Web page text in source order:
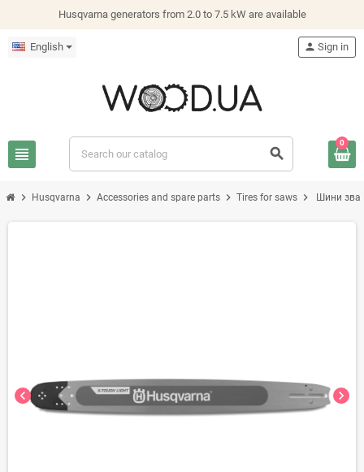
Husqvarna generators from 2.0 to 7.5 kW are available
English
view_headline search
person Sign in
0
chevron_right Husqvarna chevron_right Accessories and spare parts chevron_right Tires for saws chevron_right Шини
chevron_left chevron_right